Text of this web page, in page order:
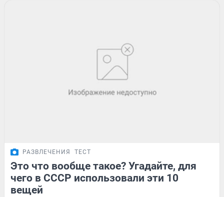
РАЗВЛЕЧЕНИЯ ТЕСТ
Это что вообще такое? Угадайте, для
чего в СССР использовали эти 10
вещей